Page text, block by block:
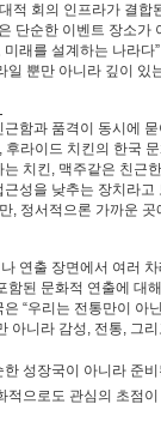
적 회의 인프라가 결합
단순한 이벤트 장소
미래를 설계하는 나라
일 뿐만 아니라 깊이
함과 품격이 동시에
후라이드 치킨의 한국
치킨, 맥주같은 친근
성을 낮추는 장치라
, 정서적으론 가까운
연출 장면에서 여러
함된 문화적 연출에 대
“우리는 전통만이 아
아니라 감성, 전통, 그
성장국이 아니라 준
적으로도 관심의 초점